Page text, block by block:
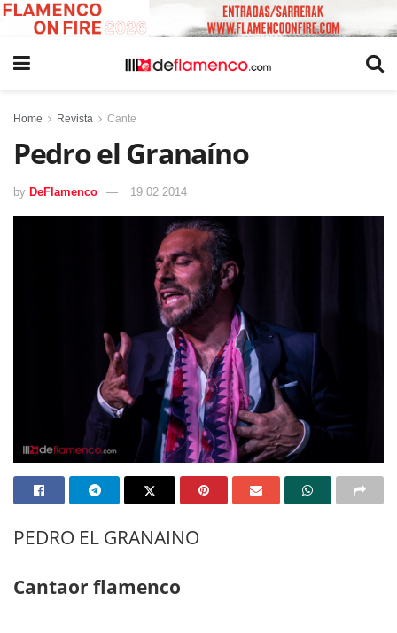
Home Revista Cante
Pedro el Granaíno
by DeFlamenco 19 02 2014
PEDRO EL GRANAINO
Cantaor flamenco